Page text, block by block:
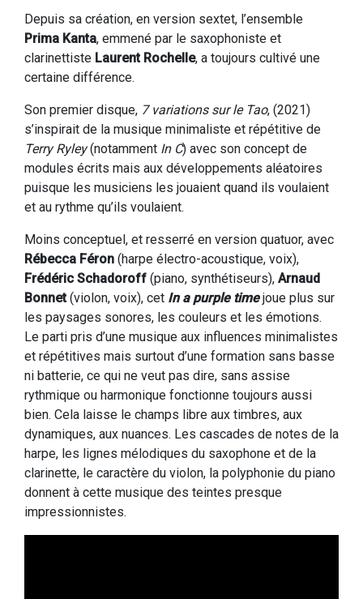
Depuis sa création, en version sextet, l’ensemble
Prima Kanta, emmené par le saxophoniste et
clarinettiste Laurent Rochelle, a toujours cultivé une
certaine différence.
Son premier disque, 7 variations sur le Tao, (2021)
s’inspirait de la musique minimaliste et répétitive de
Terry Ryley(notamment In C) avec son concept de
modules écrits mais aux développements aléatoires
puisque les musiciens les jouaient quand ils voulaient
et au rythme qu’ils voulaient.
Moins conceptuel, et resserré en version quatuor, avec
Rébecca Féron (harpe électro-acoustique, voix),
Frédéric Schadoroff (piano, synthétiseurs), Arnaud
Bonnet(violon, voix), cet In a purple timejoue plus sur
les paysages sonores, les couleurs et les émotions.
Le parti pris d’une musique aux influences minimalistes
et répétitives mais surtout d’une formation sans basse
ni batterie, ce qui ne veut pas dire, sans assise
rythmique ou harmonique fonctionne toujours aussi
bien. Cela laisse le champs libre aux timbres, aux
dynamiques, aux nuances. Les cascades de notes de la
harpe, les lignes mélodiques du saxophone et de la
clarinette, le caractère du violon, la polyphonie du piano
donnent à cette musique des teintes presque
impressionnistes.